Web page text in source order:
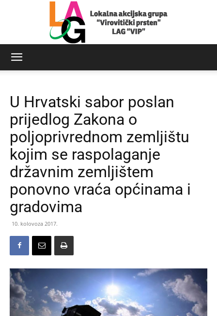
Virovitički
prsten
U Hrvatski sabor poslan
prijedlog Zakona o
poljoprivrednom zemljištu
kojim se raspolaganje
državnim zemljištem
ponovno vraća općinama i
gradovima
10. kolovoza 2017.